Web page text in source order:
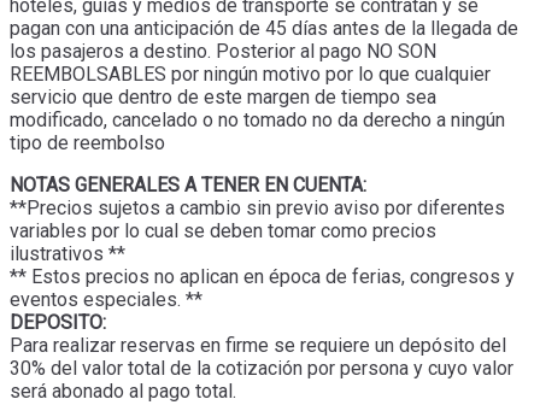
hoteles, guías y medios de transporte se contratan y se
pagan con una anticipación de 45 días antes de la llegada de
los pasajeros a destino. Posterior al pago NO SON
REEMBOLSABLES por ningún motivo por lo que cualquier
servicio que dentro de este margen de tiempo sea
modificado, cancelado o no tomado no da derecho a ningún
tipo de reembolso
NOTAS GENERALES A TENER EN CUENTA:
**Precios sujetos a cambio sin previo aviso por diferentes
variables por lo cual se deben tomar como precios
ilustrativos **
** Estos precios no aplican en época de ferias, congresos y
eventos especiales. **
DEPOSITO:
Para realizar reservas en firme se requiere un depósito del
30% del valor total de la cotización por persona y cuyo valor
será abonado al pago total.